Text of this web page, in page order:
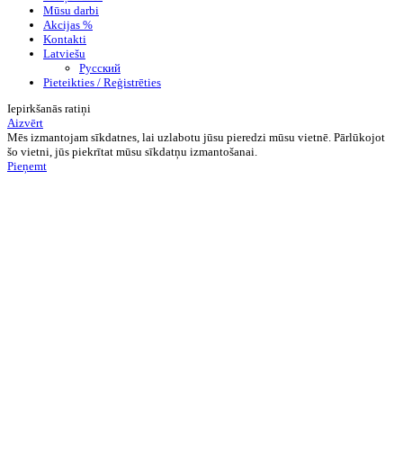
Mūsu darbi
Akcijas %
Kontakti
Latviešu
Русский
Pieteikties / Reģistrēties
Iepirkšanās ratiņi
Aizvērt
Mēs izmantojam sīkdatnes, lai uzlabotu jūsu pieredzi mūsu vietnē. Pārlūkojot
šo vietni, jūs piekrītat mūsu sīkdatņu izmantošanai.
Pieņemt